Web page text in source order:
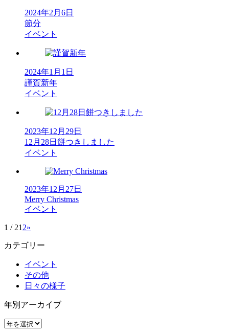
2024年2月6日
節分
イベント
2024年1月1日
謹賀新年
イベント
2023年12月29日
12月28日餅つきしました
イベント
2023年12月27日
Merry Christmas
イベント
1 / 21 2»
カテゴリー
イベント
その他
日々の様子
年別アーカイブ